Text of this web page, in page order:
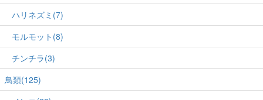
ハリネズミ(7)
モルモット(8)
チンチラ(3)
鳥類(125)